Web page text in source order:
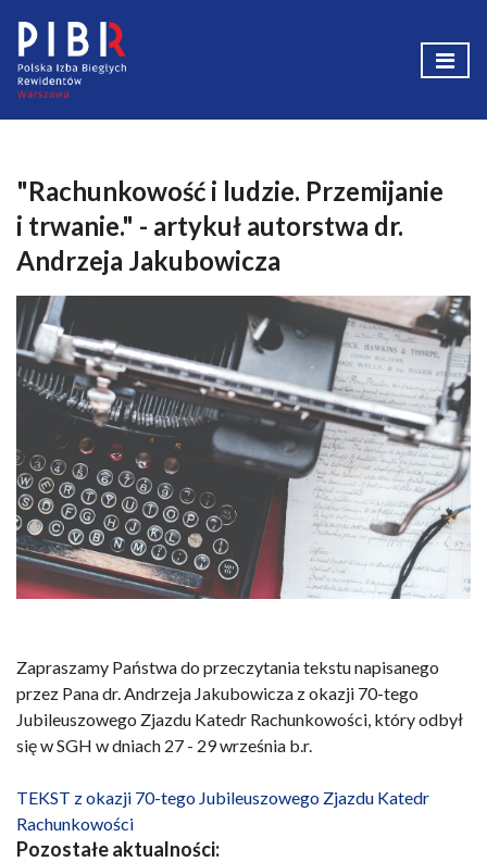
"Rachunkowość i ludzie. Przemijanie
i trwanie." - artykuł autorstwa dr.
Andrzeja Jakubowicza
Zapraszamy Państwa do przeczytania tekstu napisanego
przez Pana dr. Andrzeja Jakubowicza z okazji 70-tego
Jubileuszowego Zjazdu Katedr Rachunkowości, który odbył
się w SGH w dniach 27 - 29 września b.r.
TEKST z okazji 70-tego Jubileuszowego Zjazdu Katedr
Rachunkowości
Pozostałe aktualności: